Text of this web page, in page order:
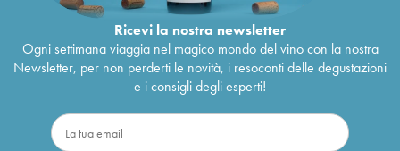
Ricevi la nostra newsletter
Ogni settimana viaggia nel magico mondo del vino con la nostra
Newsletter, per non perderti le novità, i resoconti delle degustazioni
e i consigli degli esperti!